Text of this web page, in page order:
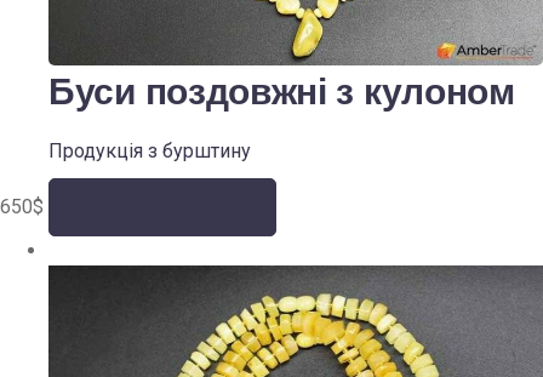
Буси поздовжні з кулоном
Продукція з бурштину
650$